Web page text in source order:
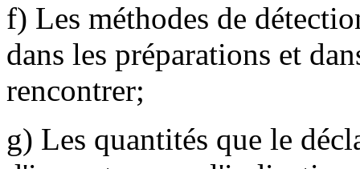
f) Les méthodes de
dans les préparations et
rencontrer;
g) Les quantités que le